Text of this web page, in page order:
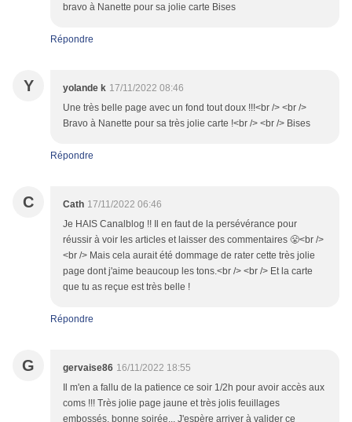
bravo à Nanette pour sa jolie carte Bises
Répondre
Y yolande k 17/11/2022 08:46
Une très belle page avec un fond tout doux !!!<br /> <br />
Bravo à Nanette pour sa très jolie carte !<br /> <br /> Bises
Répondre
C Cath 17/11/2022 06:46
Je HAIS Canalblog !! Il en faut de la persévérance pour
réussir à voir les articles et laisser des commentaires 😤<br />
<br /> Mais cela aurait été dommage de rater cette très jolie
page dont j'aime beaucoup les tons.<br /> <br /> Et la carte
que tu as reçue est très belle !
Répondre
G gervaise86 16/11/2022 18:55
Il m'en a fallu de la patience ce soir 1/2h pour avoir accès aux
coms !!! Très jolie page jaune et très jolis feuillages
embossés, bonne soirée... J'espère arriver à valider ce